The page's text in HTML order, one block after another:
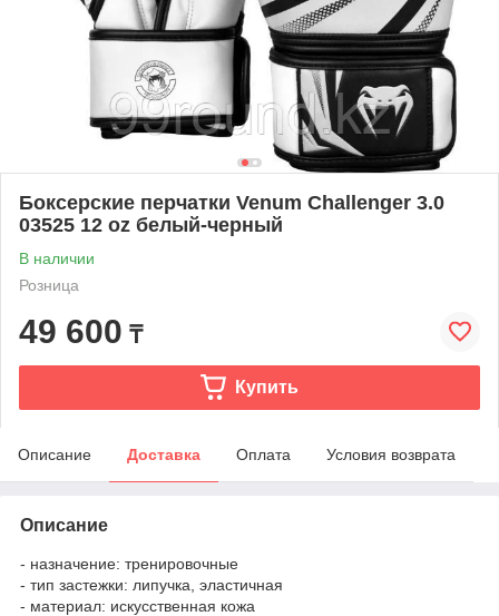
Боксерские перчатки Venum Challenger 3.0
03525 12 oz белый-черный
В наличии
Розница
49 600 ₸
Купить
Описание Доставка Оплата Условия возврата
Описание
- назначение: тренировочные
- тип застежки: липучка, эластичная
- материал: искусственная кожа